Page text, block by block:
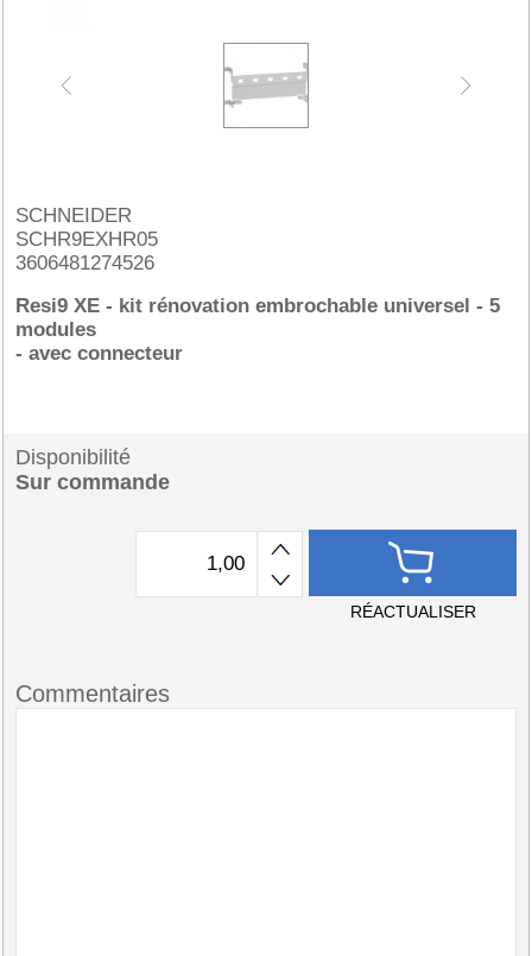
SCHNEIDER
SCHR9EXHR05
3606481274526
Resi9 XE - kit rénovation embrochable universel - 5
modules
- avec connecteur
Disponibilité
Sur commande
RÉACTUALISER
Commentaires